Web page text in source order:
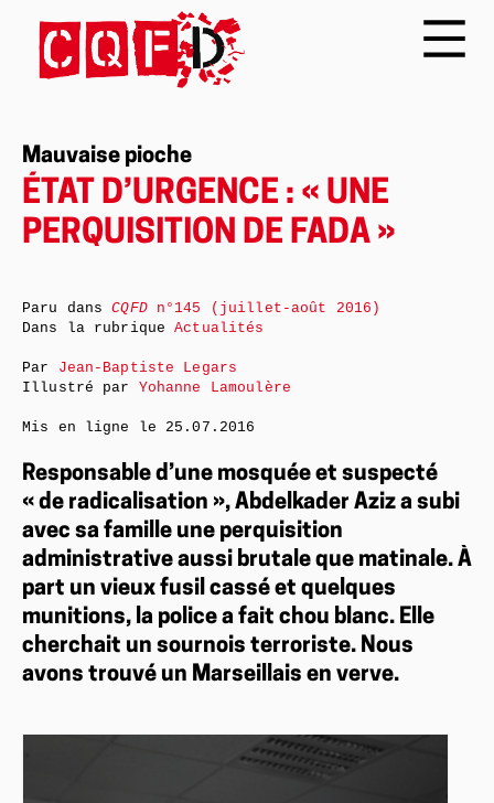
Mauvaise pioche
ÉTAT D’URGENCE : « UNE
PERQUISITION DE FADA »
Responsable d’une mosquée et suspecté
« de radicalisation », Abdelkader Aziz a subi
avec sa famille une perquisition
administrative aussi brutale que matinale. À
part un vieux fusil cassé et quelques
munitions, la police a fait chou blanc. Elle
cherchait un sournois terroriste. Nous
avons trouvé un Marseillais en verve.
Paru dansCQFDn°145 (juillet-août 2016)
Dans la rubriqueActualités
Par Jean-Baptiste Legars
Illustré par Yohanne Lamoulère
Mis en ligne le 25.07.2016